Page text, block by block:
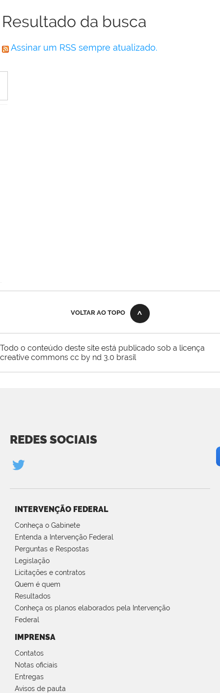
Resultado da busca
Assinar um RSS sempre atualizado.
VOLTAR AO TOPO
Todo o conteúdo deste site está publicado sob a licença
creative commons cc by nd 3.0 brasil
REDES SOCIAIS
INTERVENÇÃO FEDERAL
Conheça o Gabinete
Entenda a Intervenção Federal
Perguntas e Respostas
Legislação
Licitações e contratos
Quem é quem
Resultados
Conheça os planos elaborados pela Intervenção
Federal
IMPRENSA
Contatos
Notas oficiais
Entregas
Avisos de pauta